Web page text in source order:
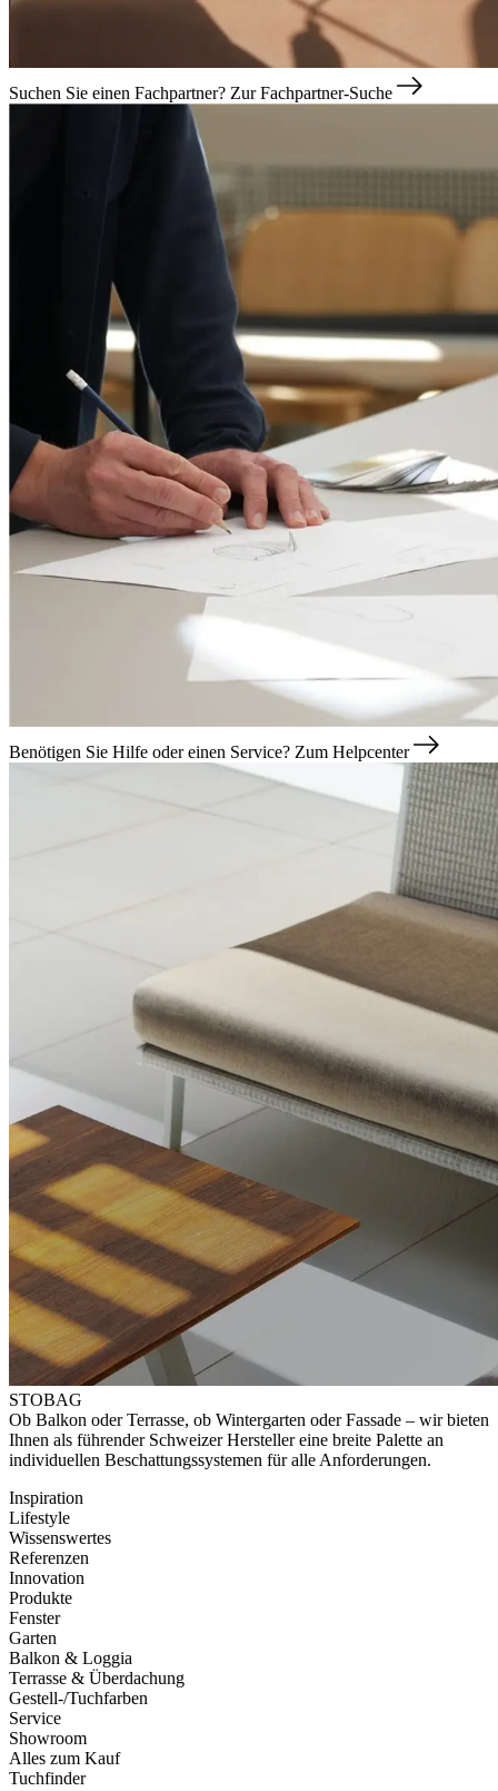
Suchen Sie einen Fachpartner? Zur Fachpartner-Suche
Benötigen Sie Hilfe oder einen Service? Zum Helpcenter
STOBAG
Ob Balkon oder Terrasse, ob Wintergarten oder Fassade – wir bieten
Ihnen als führender Schweizer Hersteller eine breite Palette an
individuellen Beschattungssystemen für alle Anforderungen.
Inspiration
Lifestyle
Wissenswertes
Referenzen
Innovation
Produkte
Fenster
Garten
Balkon & Loggia
Terrasse & Überdachung
Gestell-/Tuchfarben
Service
Showroom
Alles zum Kauf
Tuchfinder